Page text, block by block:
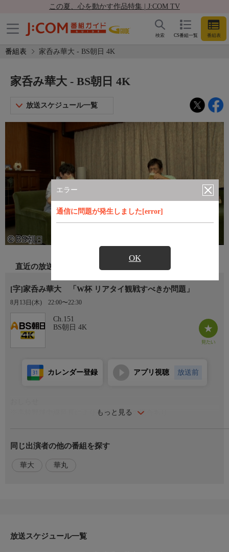
この夏、心を動かす作品特集 | J:COM TV
CS番組一覧 番組表
検索
番組表 家呑み華大 - BS朝日 4K
エラー
通信に問題が発生しました[error]
OK
家呑み華大 - BS朝日 4K
放送スケジュール一覧
直近の放送
[字]家呑み華大 「W杯 リアタイ観戦すべきか問題」
8月13日(木) 22:00〜22:30
Ch.151
BS朝日 4K
もっと見る
カレンダー登録 アプリ視聴 放送前
※高校野球中継延長により、放送休止の場合あり
W杯はリアルタイムで見るべき？結果を知ってから見るべき？サ
ッカー談義で盛り上がる中、大吉が明かした“リアタイしたくな
い理由”に華丸も思わずツッコミ。年齢とともに変化する食欲
出演者
同じ出演者の他の番組を探す
華大 華丸
放送スケジュール一覧